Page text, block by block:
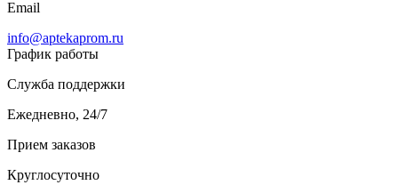
Email
info@aptekaprom.ru
График работы
Служба поддержки
Ежедневно, 24/7
Прием заказов
Круглосуточно